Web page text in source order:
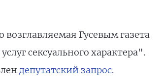
Гусевым газета
сексуального характера".
депутатский запрос.